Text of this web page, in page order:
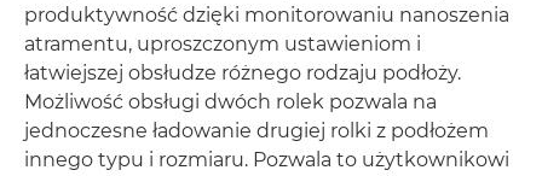
produktywność dzięki monitorowaniu nanoszenia
atramentu, uproszczonym ustawieniom i
łatwiejszej obsłudze różnego rodzaju podłoży.
Możliwość obsługi dwóch rolek pozwala na
jednoczesne ładowanie drugiej rolki z podłożem
innego typu i rozmiaru. Pozwala to użytkownikowi